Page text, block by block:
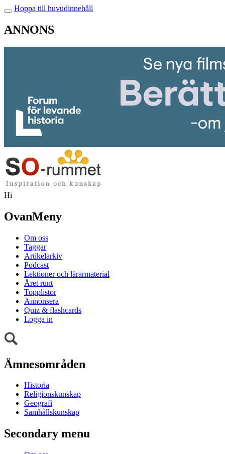
Hoppa till huvudinnehåll
ANNONS
Hi
OvanMeny
Om oss
Taggar
Artikelarkiv
Podcast
Lektioner och lärarmaterial
Året runt
Topplistor
Annonsera
Quiz & flashcards
Logga in
Ämnesområden
Historia
Religionskunskap
Geografi
Samhällskunskap
Secondary menu